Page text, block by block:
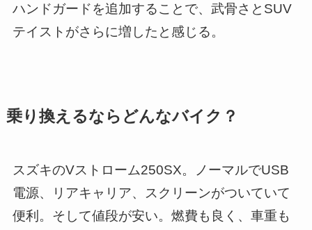
ハンドガードを追加することで、武骨さとSUV
テイストがさらに増したと感じる。
乗り換えるならどんなバイク？
スズキのVストローム250SX。ノーマルでUSB
電源、リアキャリア、スクリーンがついていて
便利。そして値段が安い。燃費も良く、車重も